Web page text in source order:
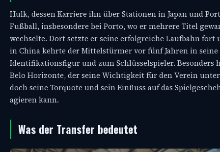
Hulk, dessen Karriere ihn über Stationen in Japan und
Fußball, insbesondere bei Porto, wo er mehrere Titel
wechselte. Dort setzte er seine erfolgreiche Laufbahn
in China kehrte der Mittelstürmer vor fünf Jahren in
Identifikationsfigur und zum Schlüsselspieler. Besonders
Belo Horizonte, der seine Wichtigkeit für den Verein
doch seine Torquote und sein Einfluss auf das
agieren kann.
Was der Transfer bedeutet